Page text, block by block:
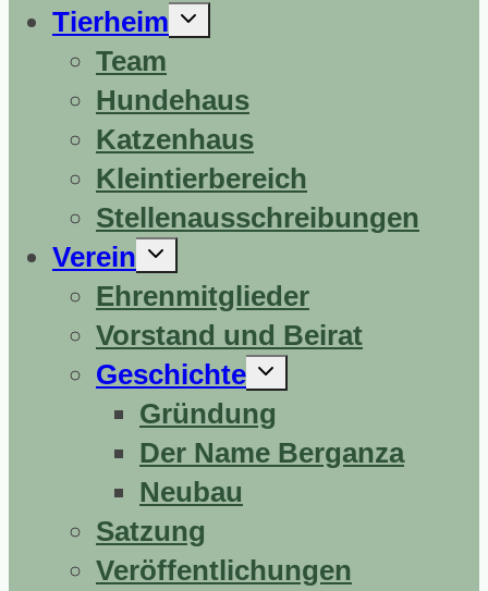
Tierheim
Untermenü
Team
Hundehaus
Katzenhaus
Kleintierbereich
Stellenausschreibungen
Verein
Untermenü
Ehrenmitglieder
Vorstand und Beirat
Geschichte
Untermenü
Gründung
Der Name Berganza
Neubau
Satzung
Veröffentlichungen